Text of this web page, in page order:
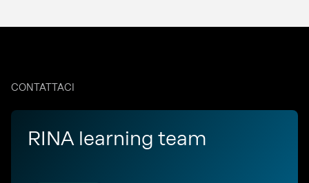
CONTATTACI
RINA learning team